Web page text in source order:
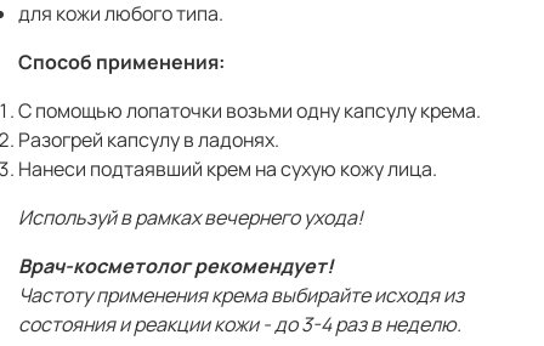
для кожи любого типа.
Способ применения:
С помощью лопаточки возьми одну капсулу крема.
Разогрей капсулу в ладонях.
Нанеси подтаявший крем на сухую кожу лица.
Используй в рамках вечернего ухода!
Врач-косметолог рекомендует!
Частоту применения крема выбирайте исходя из
состояния и реакции кожи - до 3-4 раз в неделю.